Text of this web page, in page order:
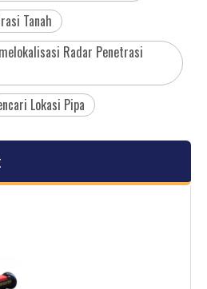
Tanah
Radar Penetrasi
Lokasi Pipa